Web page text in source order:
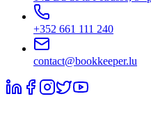
+352 661 111 240
contact@bookkeeper.lu